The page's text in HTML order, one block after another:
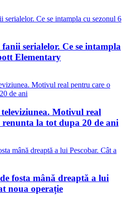
serialelor. Ce se intampla
Elementary
televiziunea. Motivul real
renunta la tot dupa 20 de ani
fosta mână dreaptă a lui
noua operație